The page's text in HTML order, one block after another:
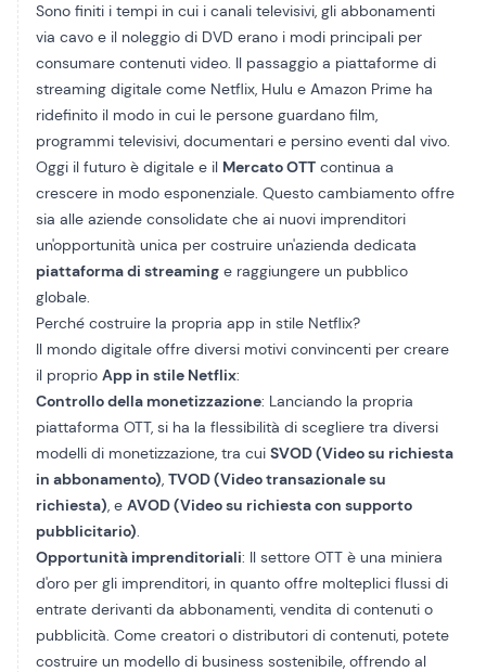
Sono finiti i tempi in cui i canali televisivi, gli abbonamenti
via cavo e il noleggio di DVD erano i modi principali per
consumare contenuti video. Il passaggio a piattaforme di
streaming digitale come Netflix, Hulu e Amazon Prime ha
ridefinito il modo in cui le persone guardano film,
programmi televisivi, documentari e persino eventi dal vivo.
Oggi il futuro è digitale e il Mercato OTT continua a
crescere in modo esponenziale. Questo cambiamento offre
sia alle aziende consolidate che ai nuovi imprenditori
un'opportunità unica per costruire un'azienda dedicata
piattaforma di streaming e raggiungere un pubblico
globale.
Perché costruire la propria app in stile Netflix?
Il mondo digitale offre diversi motivi convincenti per creare
il proprio App in stile Netflix:
Controllo della monetizzazione: Lanciando la propria
piattaforma OTT, si ha la flessibilità di scegliere tra diversi
modelli di monetizzazione, tra cui SVOD (Video su richiesta
in abbonamento), TVOD (Video transazionale su
richiesta), e AVOD (Video su richiesta con supporto
pubblicitario).
Opportunità imprenditoriali: Il settore OTT è una miniera
d'oro per gli imprenditori, in quanto offre molteplici flussi di
entrate derivanti da abbonamenti, vendita di contenuti o
pubblicità. Come creatori o distributori di contenuti, potete
costruire un modello di business sostenibile, offrendo al